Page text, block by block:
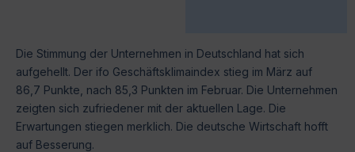
Die Stimmung der Unternehmen in Deutschland hat sich
aufgehellt. Der ifo Geschäftsklimaindex stieg im März auf
86,7 Punkte, nach 85,3 Punkten im Februar. Die Unternehmen
zeigten sich zufriedener mit der aktuellen Lage. Die
Erwartungen stiegen merklich. Die deutsche Wirtschaft hofft
auf Besserung.